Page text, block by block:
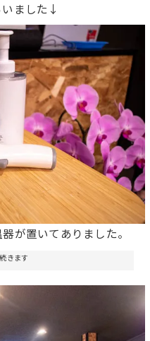
ました↓
が置いてありました。
きます